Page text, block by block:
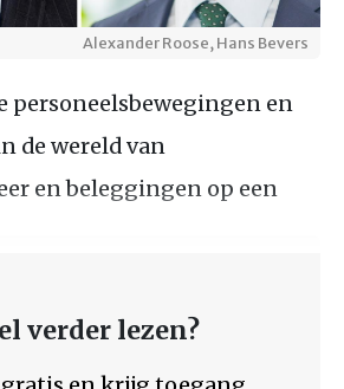
Alexander Roose, Hans Bevers
personeelsbewegingen en
de wereld van
en beleggingen op een
verder lezen?